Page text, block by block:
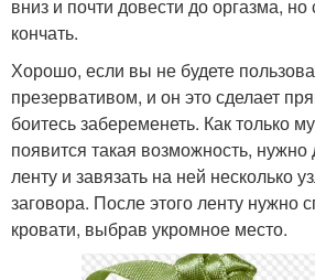
вниз и почти довести до оргазма,
кончать.
Хорошо, если вы не будете
презервативом, и он это сделает
боитесь забеременеть. Как только
появится такая возможность,
ленту и завязать на ней несколько
заговора. После этого ленту нужно
кровати, выбрав укромное место.